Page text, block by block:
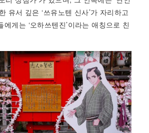
유서 깊은 ‘쓰유노텐 신사’가 자리하고
게는 ‘오하쓰텐진’이라는 애칭으로 친